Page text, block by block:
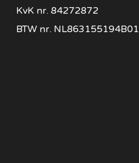
KvK nr. 84272872
BTW nr. NL863155194B01